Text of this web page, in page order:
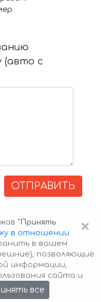
(авто с
ОТПРАВИТЬ
Cookie Policy
×
"Принять
в отношении
в вашем
позволяющие
информации,
сайта и
все